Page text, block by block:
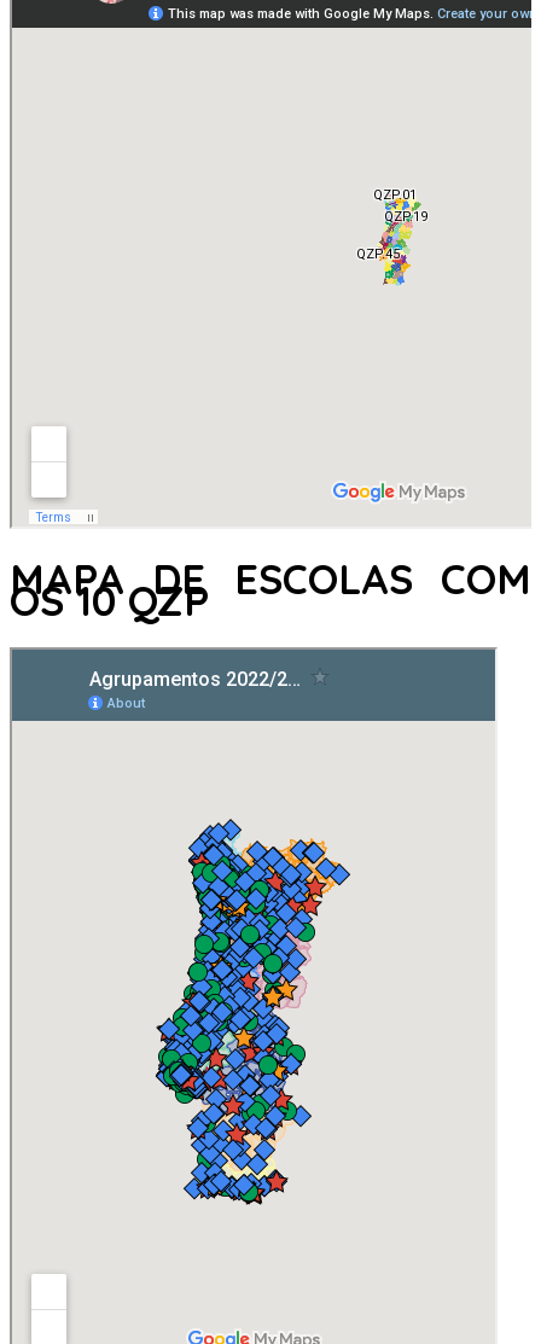
MAPA DE ESCOLAS COM
OS 10 QZP